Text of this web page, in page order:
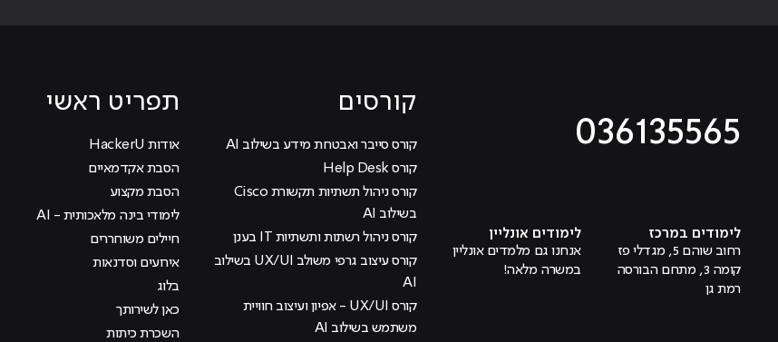
036135565
לימודים במרכז
רחוב שוהם 5, מגדלי פז
קומה 3, מתחם הבורסה
רמת גן
לימודים אונליין
אנחנו גם מלמדים אונליין
במשרה מלאה!
קורסים
קורס סייבר ואבטחת מידע בשילוב AI
קורס Help Desk
קורס ניהול תשתיות תקשורת Cisco
בשילוב AI
קורס ניהול רשתות ותשתיות IT בענן
קורס עיצוב גרפי משולב UX/UI בשילוב
AI
קורס UX/UI - אפיון ועיצוב חוויית
משתמש בשילוב AI
תפריט ראשי
אודות HackerU
הסבת אקדמאיים
הסבת מקצוע
לימודי בינה מלאכותית - AI
חיילים משוחררים
אירועים וסדנאות
בלוג
כאן לשירותך
השכרת כיתות